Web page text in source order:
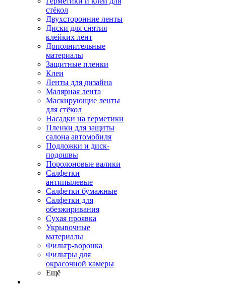
стёкол
Двухсторонние ленты
Диски для снятия
клейких лент
Дополнительные
материалы
Защитные пленки
Клеи
Ленты для дизайна
Малярная лента
Маскирующие ленты
для стёкол
Насадки на герметики
Пленки для защиты
салона автомобиля
Подложки и диск-
подошвы
Поролоновые валики
Салфетки
антипылевые
Салфетки бумажные
Салфетки для
обезжиривания
Сухая проявка
Укрывочные
материалы
Фильтр-воронка
Фильтры для
окрасочной камеры
Ещё